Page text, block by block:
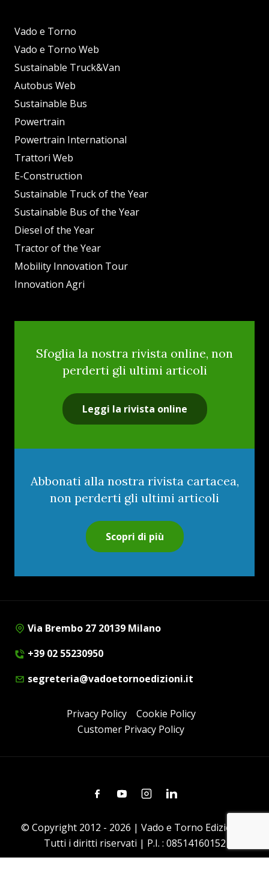
Vado e Torno
Vado e Torno Web
Sustainable Truck&Van
Autobus Web
Sustainable Bus
Powertrain
Powertrain International
Trattori Web
E-Construction
Sustainable Truck of the Year
Sustainable Bus of the Year
Diesel of the Year
Tractor of the Year
Mobility Innovation Tour
Innovation Agri
Sfoglia la nostra rivista online, non
perderti gli ultimi articoli
Leggi la rivista online
Abbonati alla nostra rivista cartacea,
non perderti gli ultimi articoli
Scopri di più
Via Brembo 27 20139 Milano
+39 02 55230950
segreteria@vadoetornoedizioni.it
Privacy Policy
Cookie Policy
Customer Privacy Policy
FacebookYoutubeInstagramLinkedin
© Copyright 2012 - 2026 | Vado e Torno Edizioni |
Tutti i diritti riservati | P.I. : 08514160152